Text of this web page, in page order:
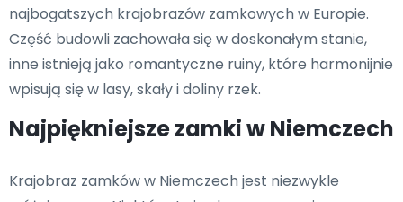
najbogatszych krajobrazów zamkowych w Europie.
Część budowli zachowała się w doskonałym stanie,
inne istnieją jako romantyczne ruiny, które harmonijnie
wpisują się w lasy, skały i doliny rzek.
Najpiękniejsze zamki w Niemczech
Krajobraz zamków w Niemczech jest niezwykle